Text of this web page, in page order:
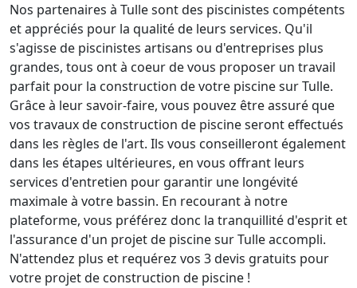
Nos partenaires à Tulle sont des piscinistes compétents
et appréciés pour la qualité de leurs services. Qu'il
s'agisse de piscinistes artisans ou d'entreprises plus
grandes, tous ont à coeur de vous proposer un travail
parfait pour la construction de votre piscine sur Tulle.
Grâce à leur savoir-faire, vous pouvez être assuré que
vos travaux de construction de piscine seront effectués
dans les règles de l'art. Ils vous conseilleront également
dans les étapes ultérieures, en vous offrant leurs
services d'entretien pour garantir une longévité
maximale à votre bassin. En recourant à notre
plateforme, vous préférez donc la tranquillité d'esprit et
l'assurance d'un projet de piscine sur Tulle accompli.
N'attendez plus et requérez vos 3 devis gratuits pour
votre projet de construction de piscine !